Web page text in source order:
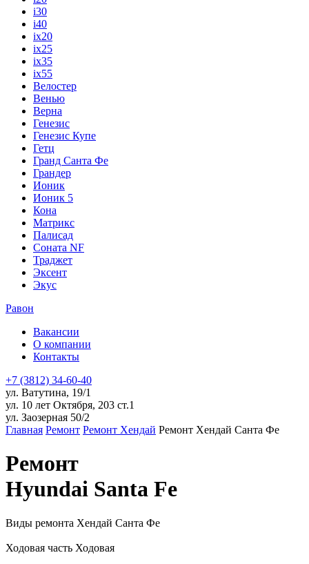
i30
i40
ix20
ix25
ix35
ix55
Велостер
Венью
Верна
Генезис
Генезис Купе
Гетц
Гранд Санта Фе
Грандер
Ионик
Ионик 5
Кона
Матрикс
Палисад
Соната NF
Траджет
Эксент
Экус
Равон
Вакансии
О компании
Контакты
+7 (3812) 34-60-40
ул. Ватутина, 19/1
ул. 10 лет Октября, 203 ст.1
ул. Заозерная 50/2
Главная Ремонт Ремонт Хендай Ремонт Хендай Санта Фе
Ремонт
Hyundai Santa Fe
Виды ремонта Хендай Санта Фе
Ходовая часть Ходовая